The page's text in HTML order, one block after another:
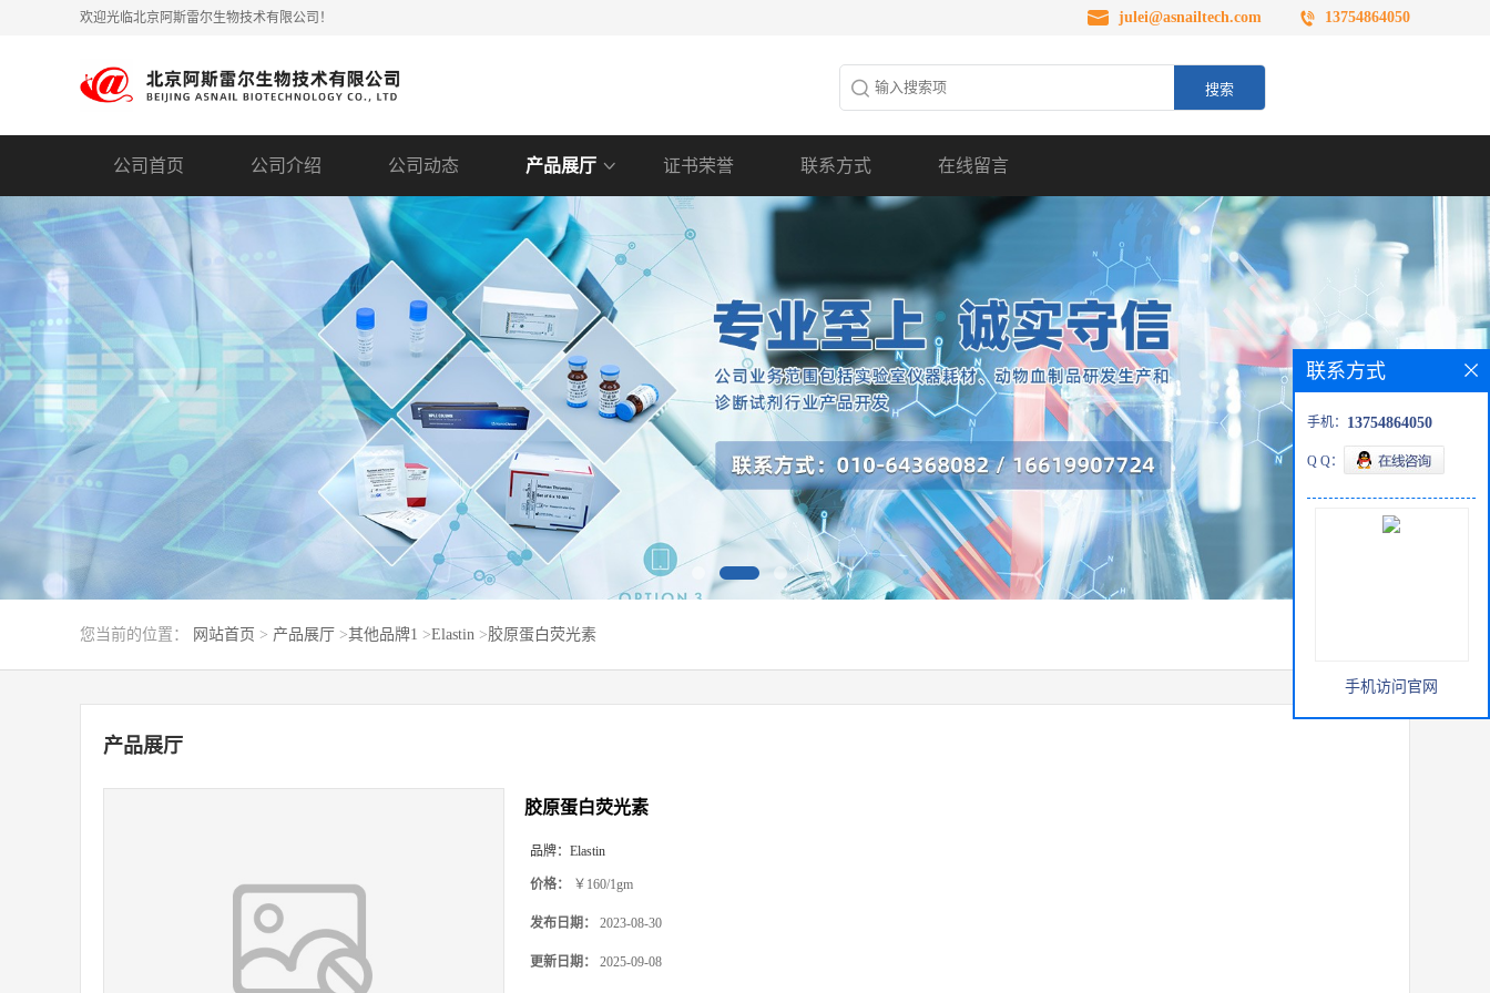
欢迎光临北京阿斯雷尔生物技术有限公司！ julei@asnailtech.com 13754864050
公司首页 公司介绍 公司动态 产品展厅 证书荣誉 联系方式 在线留言
您当前的位置： 网站首页 > 产品展厅 >其他品牌1 >Elastin >胶原蛋白荧光素
产品展厅
胶原蛋白荧光素
品牌： Elastin
价格： ￥160/1gm
发布日期： 2023-08-30
更新日期： 2025-09-08
联系方式
手机： 13754864050
Q Q：
手机访问官网